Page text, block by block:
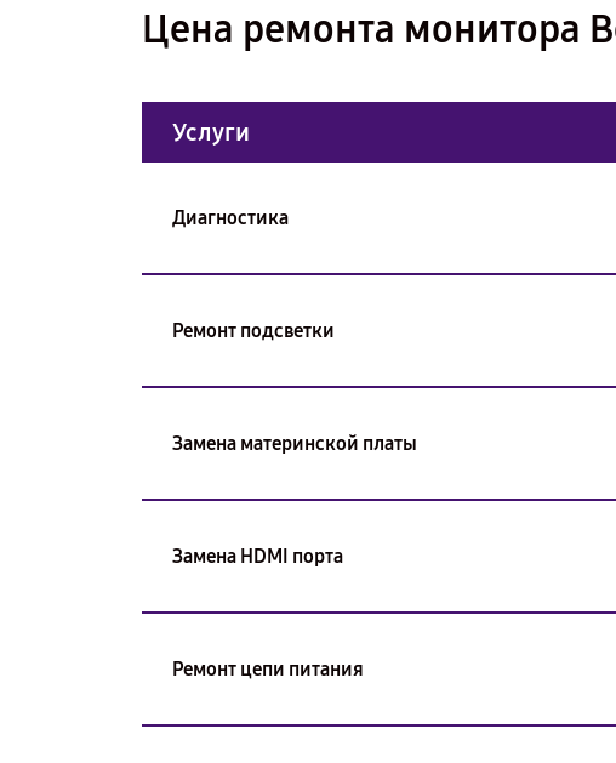
Цена ремонта монитора
Услуги
Диагностика
Ремонт подсветки
Замена материнской платы
Замена HDMI порта
Ремонт цепи питания